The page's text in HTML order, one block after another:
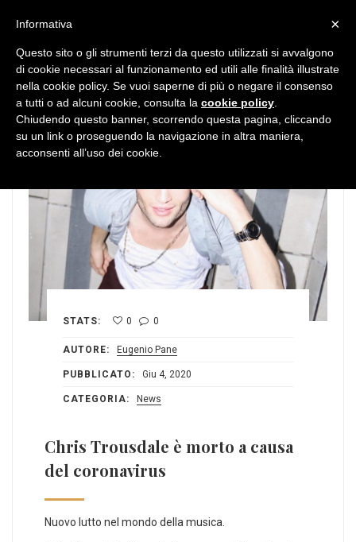
STATS: 0 0
AUTORE: Eugenio Pane
PUBBLICATO: Giu 4, 2020
CATEGORIA: News
Chris Trousdale è morto a causa
del coronavirus
Nuovo lutto nel mondo della musica.
×
Informativa
Questo sito o gli strumenti terzi da questo utilizzati si avvalgono
di cookie necessari al funzionamento ed utili alle finalità illustrate
nella cookie policy. Se vuoi saperne di più o negare il consenso
a tutti o ad alcuni cookie, consulta la cookie policy
Chiudendo questo banner, scorrendo questa pagina, cliccando
su un link o proseguendo la navigazione in altra maniera,
acconsenti all’uso dei cookie.